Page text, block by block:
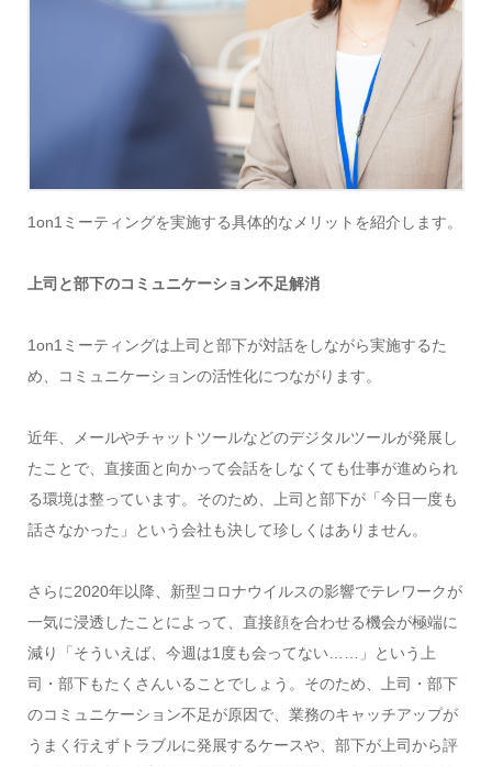
1on1ミーティングを実施する具体的なメリットを紹介します。
上司と部下のコミュニケーション不足解消
1on1ミーティングは上司と部下が対話をしながら実施するた
め、コミュニケーションの活性化につながります。
近年、メールやチャットツールなどのデジタルツールが発展し
たことで、直接面と向かって会話をしなくても仕事が進められ
る環境は整っています。そのため、上司と部下が「今日一度も
話さなかった」という会社も決して珍しくはありません。
さらに2020年以降、新型コロナウイルスの影響でテレワークが
一気に浸透したことによって、直接顔を合わせる機会が極端に
減り「そういえば、今週は1度も会ってない……」という上
司・部下もたくさんいることでしょう。そのため、上司・部下
のコミュニケーション不足が原因で、業務のキャッチアップが
うまく行えずトラブルに発展するケースや、部下が上司から評